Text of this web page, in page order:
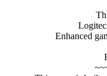
Enhanced